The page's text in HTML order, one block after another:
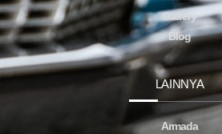
Gallery
Blog
LAINNYA
Armada